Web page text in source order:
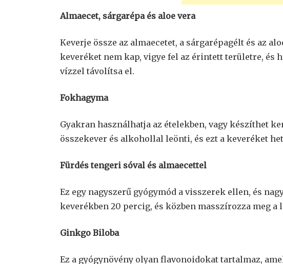
Almaecet, sárgarépa és aloe vera
Keverje össze az almaecetet, a sárgarépagélt és az
keveréket nem kap, vigye fel az érintett területre, és
vízzel távolítsa el.
Fokhagyma
Gyakran használhatja az ételekben, vagy készíthet
összekever és alkohollal leönti, és ezt a keveréket
Fürdés tengeri sóval és almaecettel
Ez egy nagyszerű gyógymód a visszerek ellen, és
keverékben 20 percig, és közben masszírozza meg a
Ginkgo Biloba
Ez a gyógynövény olyan flavonoidokat tartalmaz,